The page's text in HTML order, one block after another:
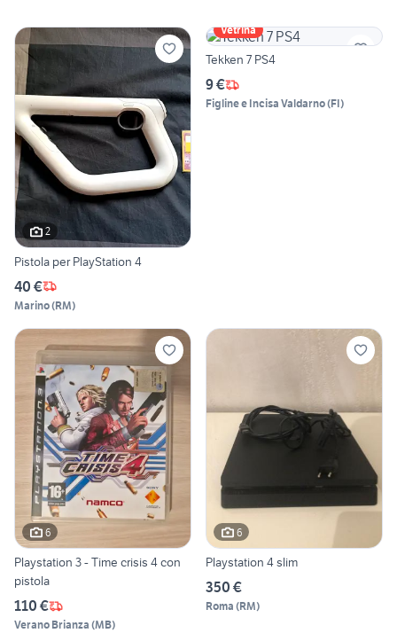
2
Pistola per PlayStation 4
40 €
Marino(RM)
Vetrina
Tekken 7 PS4
9 €
Figline e Incisa Valdarno(FI)
6
Playstation 3 - Time crisis 4 con
pistola
110 €
Verano Brianza (MB)
6
Playstation 4 slim
350 €
Roma (RM)